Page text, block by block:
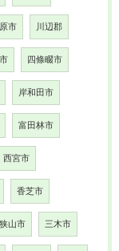
市 川辺郡
四條畷市
岸和田市
富田林市
宮市
香芝市
狭山市 三木市